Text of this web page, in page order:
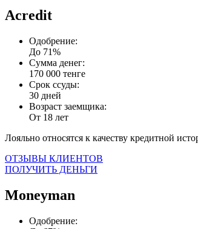
Acredit
Одобрение:
До 71%
Сумма денег:
170 000 тенге
Срок ссуды:
30 дней
Возраст заемщика:
От 18 лет
Лояльно относятся к качеству кредитной
ОТЗЫВЫ КЛИЕНТОВ
ПОЛУЧИТЬ ДЕНЬГИ
Moneyman
Одобрение: